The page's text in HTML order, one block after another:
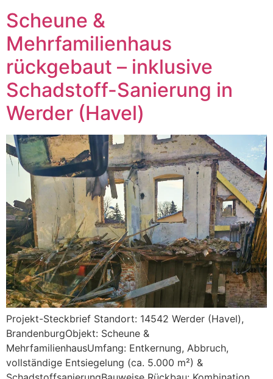
Scheune &
Mehrfamilienhaus
rückgebaut – inklusive
Schadstoff-Sanierung in
Werder (Havel)
Projekt-Steckbrief Standort: 14542 Werder (Havel),
BrandenburgObjekt: Scheune &
MehrfamilienhausUmfang: Entkernung, Abbruch,
vollständige Entsiegelung (ca. 5.000 m²) &